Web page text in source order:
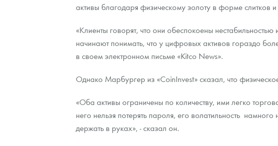
активы благодаря физическому золоту в форме слитков и
«Клиенты говорят, что они обеспокоены
начинают понимать, что у цифровых активов гораздо
в своем электронном письме «Kitco News».
Однако Марбургер из «CoinInvest» сказал, что
«Оба активы ограничены по количеству, ими легко
него нельзя потерять пароля, его волатильность
держать в руках», - сказал он.